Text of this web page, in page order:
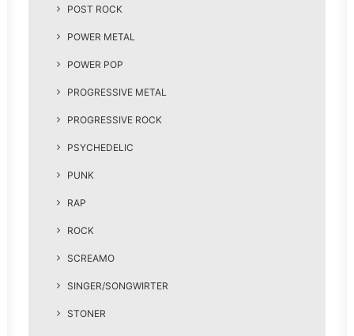
POST ROCK
POWER METAL
POWER POP
PROGRESSIVE METAL
PROGRESSIVE ROCK
PSYCHEDELIC
PUNK
RAP
ROCK
SCREAMO
SINGER/SONGWIRTER
STONER